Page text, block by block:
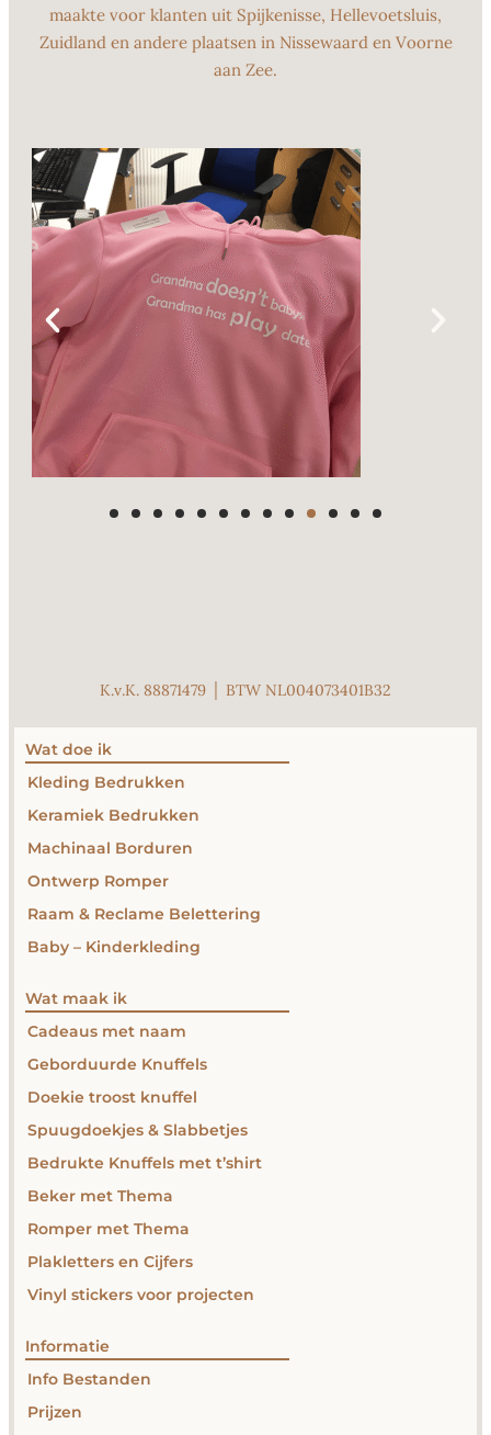
maakte voor klanten uit Spijkenisse, Hellevoetsluis,
Zuidland en andere plaatsen in Nissewaard en Voorne
aan Zee.
K.v.K. 88871479 │ BTW NL004073401B32
Wat doe ik
Kleding Bedrukken
Keramiek Bedrukken
Machinaal Borduren
Ontwerp Romper
Raam & Reclame Belettering
Baby – Kinderkleding
Wat maak ik
Cadeaus met naam
Geborduurde Knuffels
Doekie troost knuffel
Spuugdoekjes & Slabbetjes
Bedrukte Knuffels met t’shirt
Beker met Thema
Romper met Thema
Plakletters en Cijfers
Vinyl stickers voor projecten
Informatie
Info Bestanden
Prijzen